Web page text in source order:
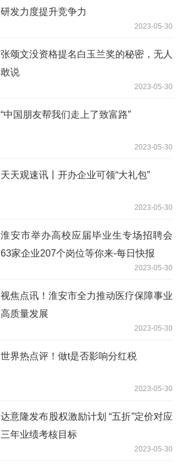
研发力度提升竞争力
2023-05-30
张颂文没资格提名白玉兰奖的秘密，无人
敢说
2023-05-30
“中国朋友帮我们走上了致富路”
2023-05-30
天天观速讯丨开办企业可领“大礼包”
2023-05-30
淮安市举办高校应届毕业生专场招聘会
63家企业207个岗位等你来-每日快报
2023-05-30
视焦点讯！淮安市全力推动医疗保障事业
高质量发展
2023-05-30
世界热点评！做t是否影响分红税
2023-05-30
达意隆发布股权激励计划 “五折”定价对应
三年业绩考核目标
2023-05-30